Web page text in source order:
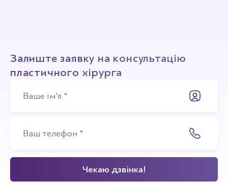
Залиште заявку на консультацію
пластичного хірурга